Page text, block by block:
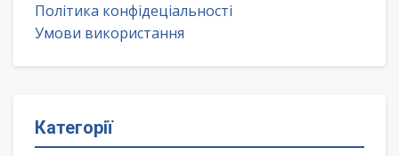
Політика конфідеціальності
Умови використання
Категорії